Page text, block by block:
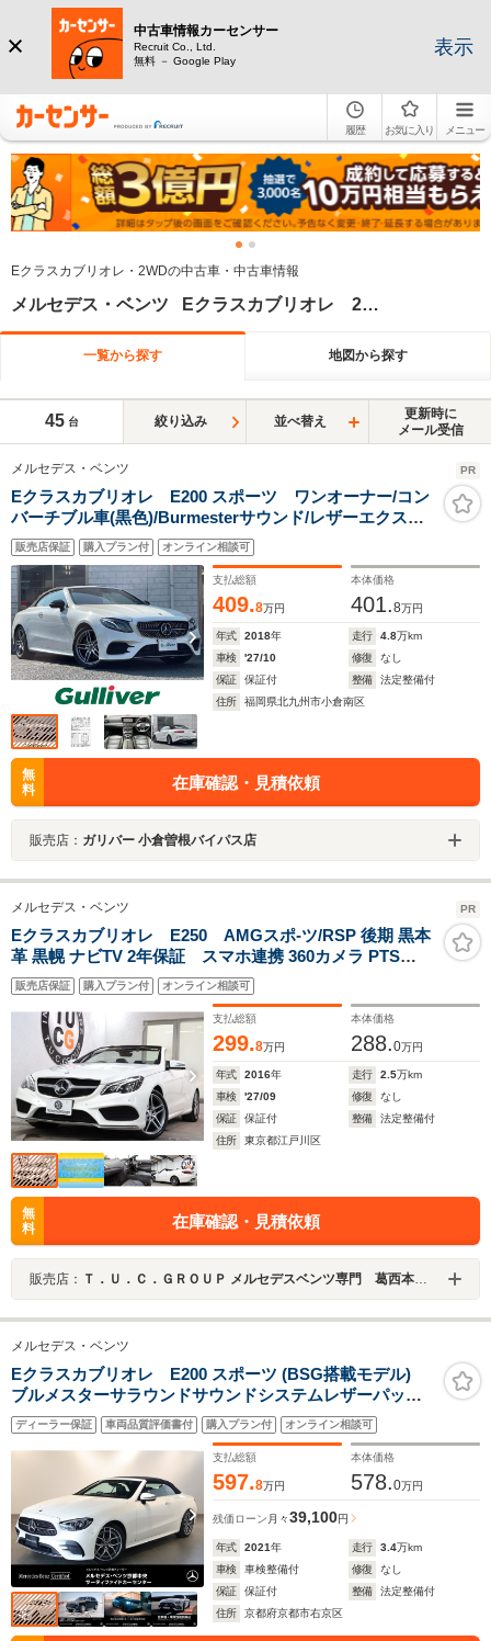
中古車情報カーセンサー
Recruit Co., Ltd.
無料 － Google Play
表示
履歴 お気に入り メニュー
Eクラスカブリオレ・2WDの中古車・中古車情報
メルセデス・ベンツ Eクラスカブリオレ 2WD
一覧から探す 地図から探す
45 台 絞り込み 並べ替え
更新時に
メール受信
メルセデス・ベンツ PR
Eクラスカブリオレ E200 スポーツ ワンオーナー/コン
バーチブル車(黒色)/Burmesterサウンド/レザーエクスク
ルーシブP/黒レザー/レーダーセーフティーパッケージ/純
正12.3インチナビ/360°カメラシステム/純正19AW
販売店保証 購入プラン付 オンライン相談可
支払総額
409.8万円
本体価格
401.8万円
年式 2018年 走行 4.8万km
車検
'27/10 修復
なし
保証
保証付 整備
法定整備付
住所
福岡県北九州市小倉南区
無
料
在庫確認・見積依頼
販売店： ガリバー 小倉曽根バイパス店
メルセデス・ベンツ PR
Eクラスカブリオレ E250 AMGスポ-ツ/RSP 後期 黒本
革 黒幌 ナビTV 2年保証 スマホ連携 360カメラ PTS
DSRC Sヒ-タ/エアスカ-フ AMGエアロ/19AW ダイナミッ
クS LED-H/L 純正ドラレコ アナログ時計 エアキャップ/
ドラフトストップ 9AT Pスタ
販売店保証 購入プラン付 オンライン相談可
支払総額
299.8万円
本体価格
288.0万円
年式 2016年 走行 2.5万km
車検
'27/09 修復
なし
保証
保証付 整備
法定整備付
住所
東京都江戸川区
無
料
在庫確認・見積依頼
販売店： Ｔ．Ｕ．Ｃ．ＧＲＯＵＰ メルセデスベンツ専門 葛西本店／（株）ティーユーシー
メルセデス・ベンツ
Eクラスカブリオレ E200 スポーツ (BSG搭載モデル)
ブルメスターサラウンドサウンドシステムレザーパッケ
ージレーダーセーフティパッケージETCパワーシートシ
ートヒーターヘッドアップディスプレイダイヤモンドホ
ワイト
ディーラー保証 車両品質評価書付 購入プラン付 オンライン相談可
支払総額
597.8万円
本体価格
578.0万円
残価ローン 月々39,100円
年式 2021年 走行 3.4万km
車検
車検整備付 修復
なし
保証
保証付 整備
法定整備付
住所
京都府京都市右京区